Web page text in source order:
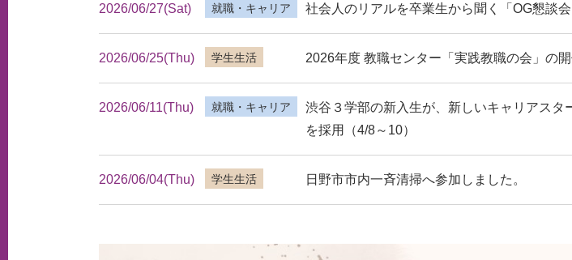
2026/06/27(Sat) 就職・キャリア 社会人のリアルを卒業生から聞く「OG懇談
2026/06/25(Thu) 学生生活 2026年度 教職センター「実践教職の会」の開
2026/06/11(Thu) 就職・キャリア
渋谷３学部の新入生が、新しいキャリアス
を採用（4/8～10）
2026/06/04(Thu) 学生生活 日野市市内一斉清掃へ参加しました。